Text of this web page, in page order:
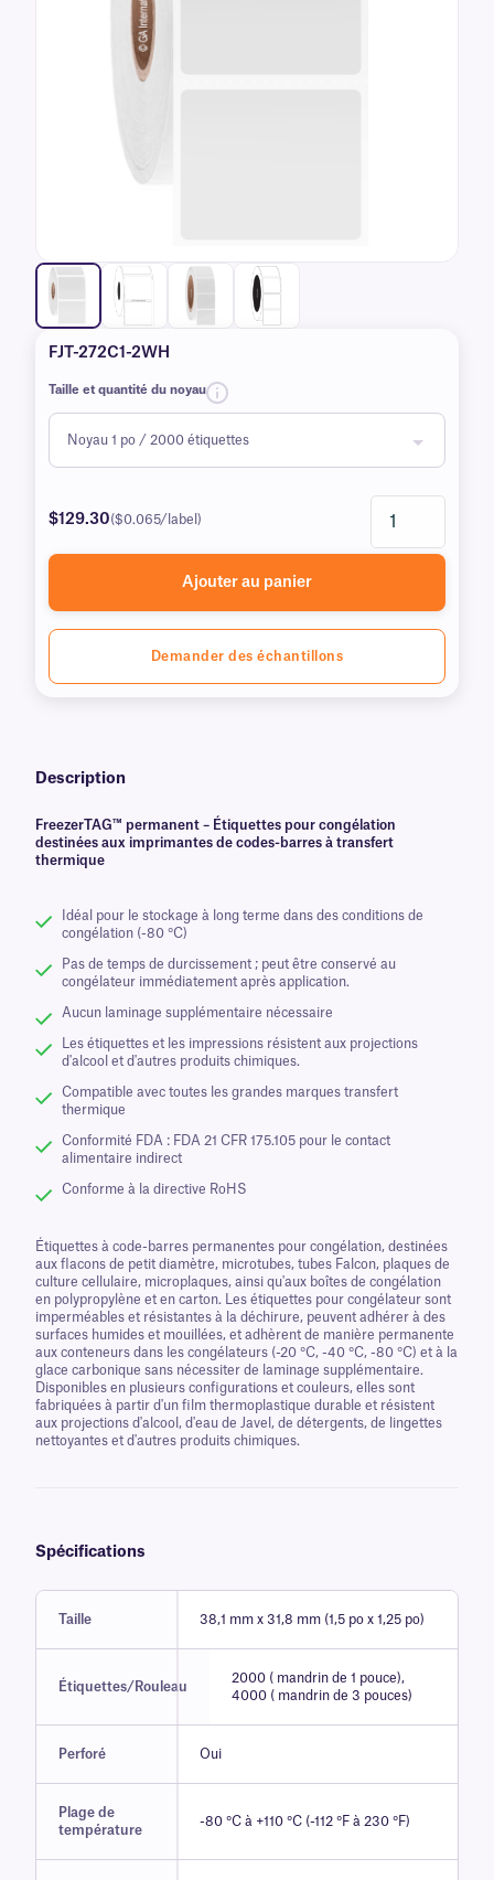
FJT-272C1-2WH
Taille et quantité du noyau
$129.30($0.065/label)
Ajouter au panier
Demander des échantillons
Description
FreezerTAG™ permanent – Étiquettes pour congélation
destinées aux imprimantes de codes-barres à transfert
thermique
Idéal pour le stockage à long terme dans des conditions de
congélation (-80 °C)
Pas de temps de durcissement ; peut être conservé au
congélateur immédiatement après application.
Aucun laminage supplémentaire nécessaire
Les étiquettes et les impressions résistent aux projections
d'alcool et d'autres produits chimiques.
Compatible avec toutes les grandes marques transfert
thermique
Conformité FDA : FDA 21 CFR 175.105 pour le contact
alimentaire indirect
Conforme à la directive RoHS
Étiquettes à code-barres permanentes pour congélation, destinées
aux flacons de petit diamètre, microtubes, tubes Falcon, plaques de
culture cellulaire, microplaques, ainsi qu'aux boîtes de congélation
en polypropylène et en carton. Les étiquettes pour congélateur sont
imperméables et résistantes à la déchirure, peuvent adhérer à des
surfaces humides et mouillées, et adhèrent de manière permanente
aux conteneurs dans les congélateurs (-20 °C, -40 °C, -80 °C) et à la
glace carbonique sans nécessiter de laminage supplémentaire.
Disponibles en plusieurs configurations et couleurs, elles sont
fabriquées à partir d'un film thermoplastique durable et résistent
aux projections d'alcool, d'eau de Javel, de détergents, de lingettes
nettoyantes et d'autres produits chimiques.
Spécifications
Taille 38,1 mm x 31,8 mm (1,5 po x 1,25 po)
Étiquettes/Rouleau
2000 ( mandrin de 1 pouce),
4000 ( mandrin de 3 pouces)
Perforé Oui
Plage de
température
-80 °C à +110 °C (-112 °F à 230 °F)